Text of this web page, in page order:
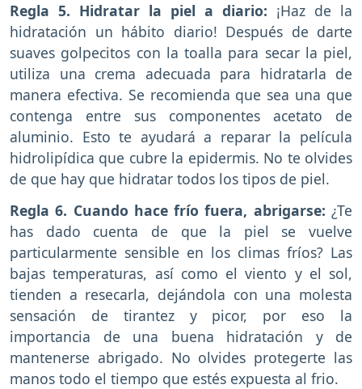
Regla 5. Hidratar la piel a diario: ¡Haz de la
hidratación un hábito diario! Después de darte
suaves golpecitos con la toalla para secar la piel,
utiliza una crema adecuada para hidratarla de
manera efectiva. Se recomienda que sea una que
contenga entre sus componentes acetato de
aluminio. Esto te ayudará a reparar la película
hidrolipídica que cubre la epidermis. No te olvides
de que hay que hidratar todos los tipos de piel.
Regla 6. Cuando hace frío fuera, abrigarse: ¿Te
has dado cuenta de que la piel se vuelve
particularmente sensible en los climas fríos? Las
bajas temperaturas, así como el viento y el sol,
tienden a resecarla, dejándola con una molesta
sensación de tirantez y picor, por eso la
importancia de una buena hidratación y de
mantenerse abrigado. No olvides protegerte las
manos todo el tiempo que estés expuesta al frio.